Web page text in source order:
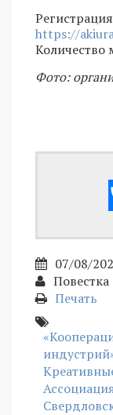
https://
Количество
Фото:
07/08/
Печать